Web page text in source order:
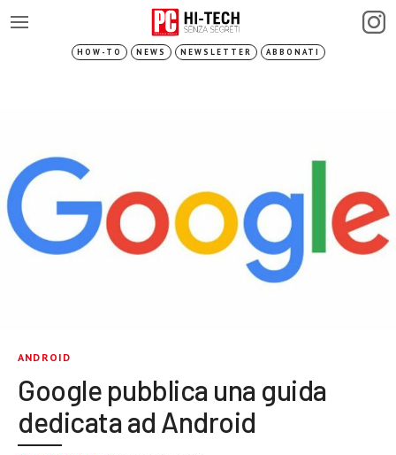
HOW-TO NEWS NEWSLETTER ABBONATI
ANDROID
Google pubblica una guida
dedicata ad Android